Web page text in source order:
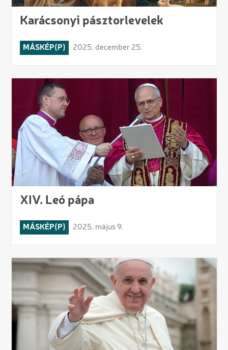
Karácsonyi pásztorlevelek
MÁSKÉP(P) 2025. december 25.
XIV. Leó pápa
MÁSKÉP(P) 2025. május 9.